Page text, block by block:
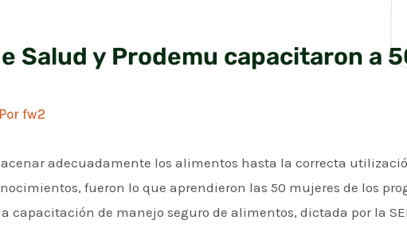
Salud y Prodemu capacitaron a
fw2
adecuadamente los alimentos hasta la correcta
fueron lo que aprendieron las 50 mujeres de los
capacitación de manejo seguro de alimentos, dictada por la